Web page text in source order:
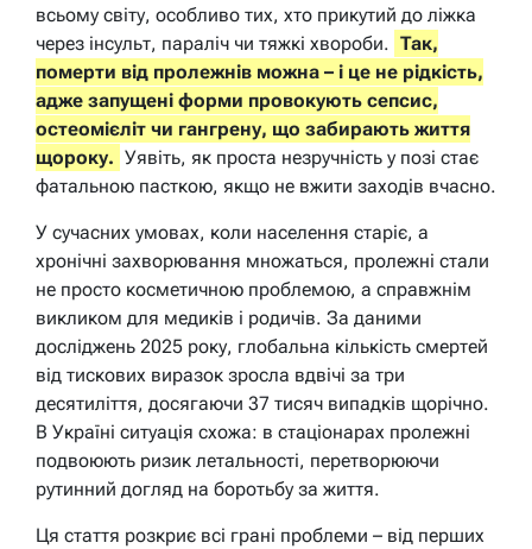
всьому світу, особливо тих, хто прикутий до ліжка
через інсульт, параліч чи тяжкі хвороби. Так,
померти від пролежнів можна – і це не рідкість,
адже запущені форми провокують сепсис,
остеомієліт чи гангрену, що забирають життя
щороку. Уявіть, як проста незручність у позі стає
фатальною пасткою, якщо не вжити заходів вчасно.
У сучасних умовах, коли населення старіє, а
хронічні захворювання множаться, пролежні стали
не просто косметичною проблемою, а справжнім
викликом для медиків і родичів. За даними
досліджень 2025 року, глобальна кількість смертей
від тискових виразок зросла вдвічі за три
десятиліття, досягаючи 37 тисяч випадків щорічно.
В Україні ситуація схожа: в стаціонарах пролежні
подвоюють ризик летальності, перетворюючи
рутинний догляд на боротьбу за життя.
Ця стаття розкриє всі грані проблеми – від перших